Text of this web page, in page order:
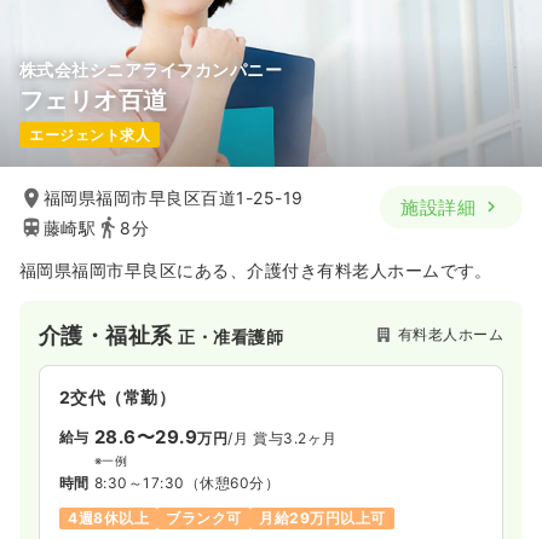
株式会社シニアライフカンパニー
フェリオ百道
エージェント求人
福岡県福岡市早良区百道1-25-19
藤崎駅
8分
施設詳細
福岡県福岡市早良区にある、介護付き有料老人ホームです。
介護・福祉系正・准看護師 有料老人ホーム
2交代（常勤）
給与 28.6〜29.9万円/月 賞与3.2ヶ月
※一例
時間 8:30～17:30 （休憩60分）
4週8休以上
ブランク可 月給29万円以上可